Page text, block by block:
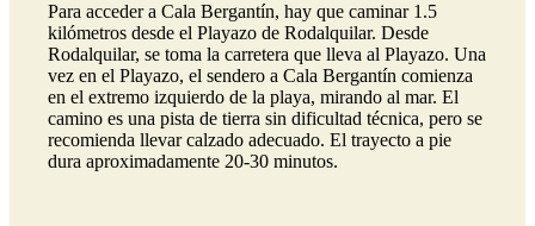
Para acceder a Cala Bergantín, hay que caminar 1.5
kilómetros desde el Playazo de Rodalquilar. Desde
Rodalquilar, se toma la carretera que lleva al Playazo. Una
vez en el Playazo, el sendero a Cala Bergantín comienza
en el extremo izquierdo de la playa, mirando al mar. El
camino es una pista de tierra sin dificultad técnica, pero se
recomienda llevar calzado adecuado. El trayecto a pie
dura aproximadamente 20-30 minutos.